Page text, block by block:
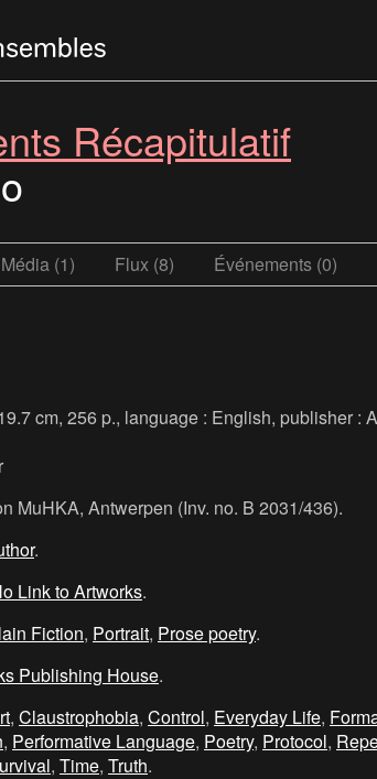
Récapitulatif
Média (1) Flux (8) Événements (0)
cm, 256 p., language : English, publisher :
MuHKA, Antwerpen (Inv. no. B 2031/436).
.
Link to Artworks.
Fiction, Portrait, Prose poetry.
Publishing House.
, Claustrophobia, Control, Everyday Life,
, Performative Language, Poetry, Protocol,
, Time, Truth.